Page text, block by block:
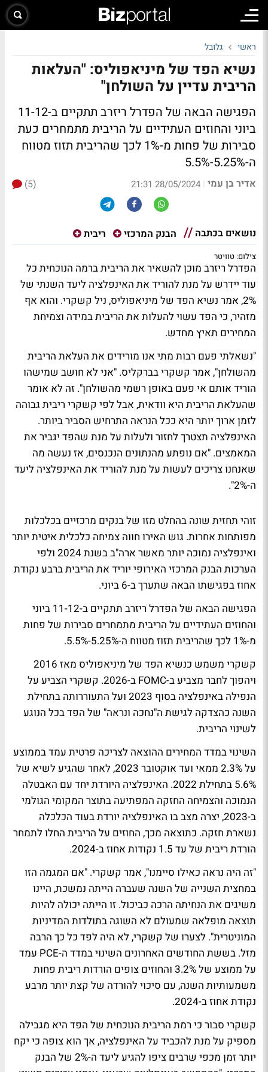
ראשי גלובל
נשיא הפד של מיניאפוליס: "העלאות
הריבית עדיין על השולחן"
הפגישה הבאה של הפדרל ריזרב תתקיים ב-11-12
ביוני והחוזים העתידיים על הריבית מתמחרים כעת
סבירות של פחות מ-1% לכך שהריבית תזוז מטווח
ה-5.25%-5.5%
אדיר בן עמי |
28/05/2024 21:31
(5)
נושאים בכתבה הבנק המרכזי ריבית
צילום: טוויטר
הפדרל ריזרב מוכן להשאיר את הריבית ברמה הנוכחית כל
עוד יידרש על מנת להוריד את האינפלציה ליעד השנתי של
2%, אמר נשיא הפד של מיניאפוליס, ניל קשקרי. והוא אף
מזהיר, כי הפד עשוי להעלות את הריבית במידה וצמיחת
המחירים תאיץ מחדש.
"נשאלתי פעם רבות מתי אנו מורידים את העלאת הריבית
מהשולחן", אמר קשקרי בברקליס. "אני לא חושב שמישהו
הוריד אותם אי פעם באופן רשמי מהשולחן". זה לא אומר
שהעלאת הריבית היא וודאית, אבל לפי קשקרי ריבית גבוהה
לזמן ארוך יותר היא ככל הנראה התרחיש הסביר ביותר.
האינפלציה תצטרך לחזור ולעלות על מנת שהפד יגביר את
המאמצים. "אם נופתע מהנתונים הנכנסים, אז נעשה מה
שאנחנו צריכים לעשות על מנת להוריד את האינפלציה ליעד
ה-2%".
זוהי תחזית שונה בהחלט מזו של בנקים מרכזיים בכלכלות
מפותחות אחרות. גוש האירו חווה צמיחה כלכלית איטית יותר
ואינפלציה נמוכה יותר מאשר ארה"ב בשנת 2024 ולפי
הערכות הבנק המרכזי האירופי יוריד את הריבית ברבע נקודת
אחוז בפגישתו הבאה שתערך ב-6 ביוני.
הפגישה הבאה של הפדרל ריזרב תתקיים ב-11-12 ביוני
והחוזים העתידיים על הריבית מתמחרים סבירות של פחות
מ-1% לכך שהריבית תזוז מטווח ה-5.25%-5.5%.
קשקרי משמש כנשיא הפד של מיניאפוליס מאז 2016
ויהפוך לחבר מצביע ב-FOMC ב-2026. קשקרי הצביע על
הנפילה באינפלציה בסוף 2023 ועל התעוררותה בתחילת
השנה כהצדקה לגישת ה"נחכה ונראה" של הפד בכל הנוגע
לשינוי הריבית.
השינוי במדד המחירים ההוצאה לצריכה פרטית עמד בממוצע
על 2.3% ממאי ועד אוקטובר 2023, לאחר שהגיע לשיא של
5.6% בתחילת 2022. האינפלציה היורדת יחד עם האבטלה
הנמוכה והצמיחה החזקה המפתיעה בתוצר המקומי הגולמי
ב-2023, יצרה מצב בו האינפלציה יורדת בעוד הכלכלה
נשארת חזקה. כתוצאה מכך, החוזים על הריבית החלו לתמחר
הורדת ריבית של עד 1.5 נקודות אחוז ב-2024.
"זה היה נראה כאילו סיימנו", אמר קשקרי. "אם המגמה הזו
במחצית השנייה של השנה שעברה הייתה נמשכת, היינו
משיגים את הנחיתה הרכה כביכול. זו הייתה יכולה להיות
תוצאה מופלאה שמעולם לא השוגה בתולדות המדיניות
המוניטרית". לצערו של קשקרי, לא היה לפד כל כך הרבה
מזל. בששת החודשים האחרונים השינוי במדד ה-PCE עמד
על ממוצע של 3.2% והחוזים צופים הורדות ריבית פחות
משמעותיות השנה, עם סיכוי להורדה של קצת יותר מרבע
נקודת אחוז ב-2024.
קשקרי סבור כי רמת הריבית הנוכחית של הפד היא מגבילה
מספיק על מנת להכביד על האינפלציה, אך הוא צופה כי יקח
יותר זמן מכפי שרבים ציפו להגיע ליעד ה-2% של הבנק